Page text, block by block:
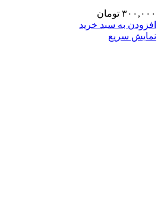
۳۰۰,۰۰۰ تومان
افزودن به سبد خرید
نمایش سریع